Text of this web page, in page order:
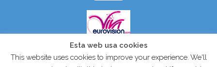
VIVAEUROVISION© 2024 Todos los derechos reservados.
Esta web usa cookies
This website uses cookies to improve your experience. We'll